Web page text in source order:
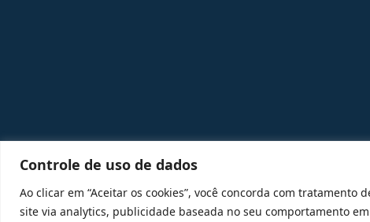
Controle de uso de dados
Ao clicar em “Aceitar os cookies”, você concorda com
site via analytics, publicidade baseada no seu comportamento